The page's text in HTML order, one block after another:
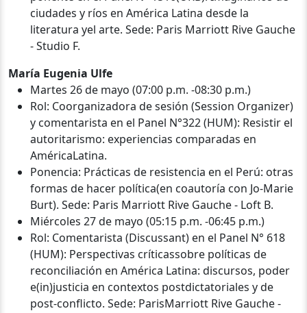
ciudades y ríos en América Latina desde la
literatura yel arte. Sede: Paris Marriott Rive Gauche
- Studio F.
María Eugenia Ulfe
Martes 26 de mayo (07:00 p.m. -08:30 p.m.)
Rol: Coorganizadora de sesión (Session Organizer)
y comentarista en el Panel N°322 (HUM): Resistir el
autoritarismo: experiencias comparadas en
AméricaLatina.
Ponencia: Prácticas de resistencia en el Perú: otras
formas de hacer política(en coautoría con Jo-Marie
Burt). Sede: Paris Marriott Rive Gauche - Loft B.
Miércoles 27 de mayo (05:15 p.m. -06:45 p.m.)
Rol: Comentarista (Discussant) en el Panel N° 618
(HUM): Perspectivas críticassobre políticas de
reconciliación en América Latina: discursos, poder
e(in)justicia en contextos postdictatoriales y de
post-conflicto. Sede: ParisMarriott Rive Gauche -